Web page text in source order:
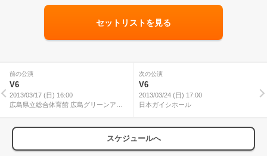
セットリストを見る
前の公演
V6
2013/03/17 (日) 16:00
広島県立総合体育館 広島グリーンアリ
次の公演
V6
2013/03/24 (日) 17:00
日本ガイシホール
スケジュールへ